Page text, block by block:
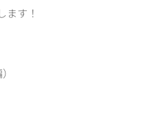
ます！